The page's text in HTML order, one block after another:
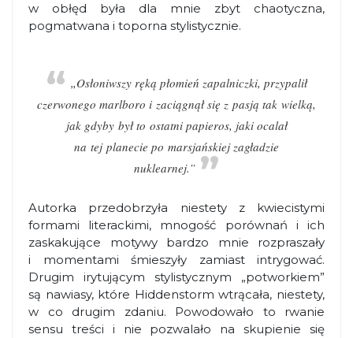
w obłęd była dla mnie zbyt chaotyczna,
pogmatwana i toporna stylistycznie.
„Osłoniwszy ręką płomień zapalniczki, przypalił
czerwonego marlboro i zaciągnął się z pasją tak wielką,
jak gdyby był to ostatni papieros, jaki ocalał
na tej planecie po marsjańskiej zagładzie
nuklearnej.”
Autorka przedobrzyła niestety z kwiecistymi
formami literackimi, mnogość porównań i ich
zaskakujące motywy bardzo mnie rozpraszały
i momentami śmieszyły zamiast intrygować.
Drugim irytującym stylistycznym „potworkiem”
są nawiasy, które Hiddenstorm wtrącała, niestety,
w co drugim zdaniu. Powodowało to rwanie
sensu treści i nie pozwalało na skupienie się